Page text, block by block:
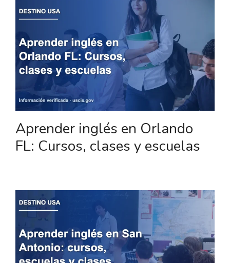
Aprender inglés en Orlando
FL: Cursos, clases y escuelas